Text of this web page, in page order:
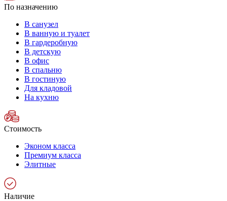
По назначению
В санузел
В ванную и туалет
В гардеробную
В детскую
В офис
В спальню
В гостиную
Для кладовой
На кухню
Стоимость
Эконом класса
Премиум класса
Элитные
Наличие